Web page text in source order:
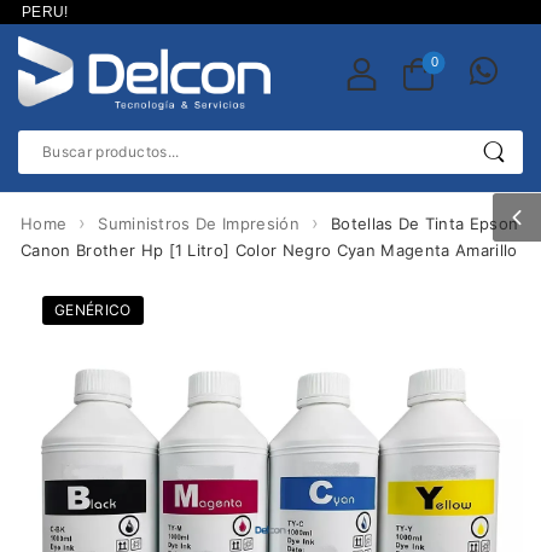
0
Home › Suministros De Impresión ›
Botellas De Tinta Epson
Canon Brother Hp [1 Litro] Color Negro Cyan Magenta Amarillo
GENÉRICO